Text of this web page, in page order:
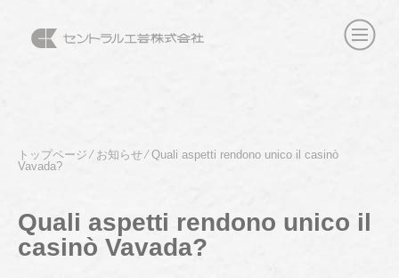
トップページ⁄ お知らせ⁄Quali aspetti rendono unico il casinò
Vavada?
Quali aspetti rendono unico il
casinò Vavada?